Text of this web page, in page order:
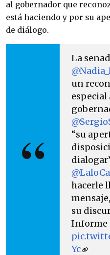
al gobernador que
está haciendo y por su
de diálogo.
La
un
especial
“su
hacerle
su
Informe
Yc